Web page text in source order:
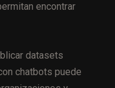
encontrar
datasets
chatbots puede